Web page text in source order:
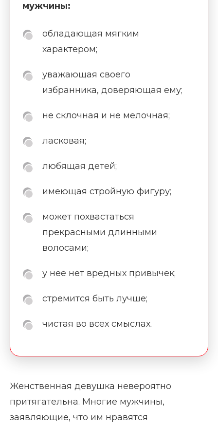
мужчины:
обладающая мягким
характером;
уважающая своего
избранника, доверяющая ему;
не склочная и не мелочная;
ласковая;
любящая детей;
имеющая стройную фигуру;
может похвастаться
прекрасными длинными
волосами;
у нее нет вредных привычек;
стремится быть лучше;
чистая во всех смыслах.
Женственная девушка невероятно
притягательна. Многие мужчины,
заявляющие, что им нравятся